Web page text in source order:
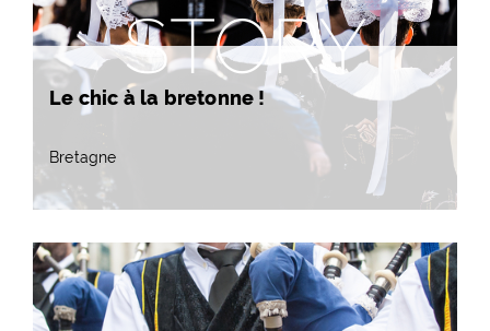
STORY
Le chic à la bretonne !
Bretagne